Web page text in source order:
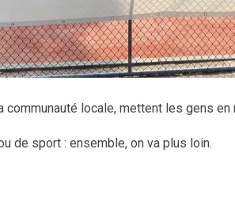
communauté locale, mettent les gens en
de sport : ensemble, on va plus loin.